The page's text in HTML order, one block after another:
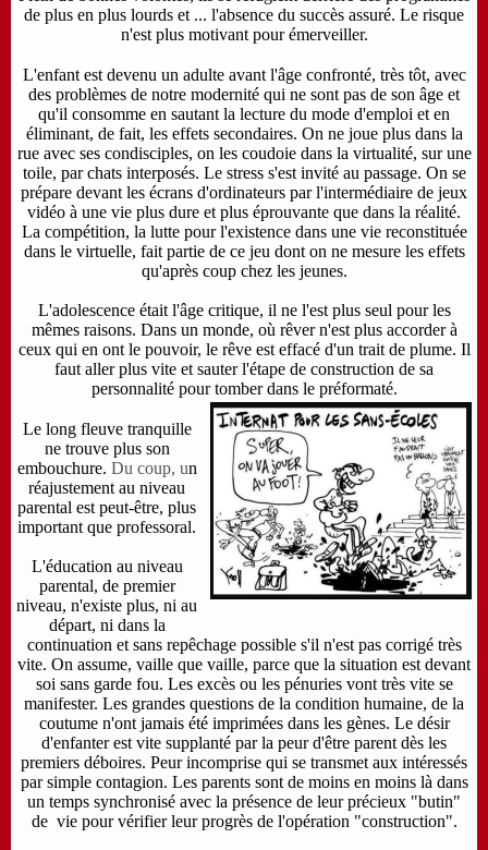
de plus en plus lourds et ... l'absence du succès assuré. Le risque
n'est plus motivant pour émerveiller.
L'enfant est devenu un adulte avant l'âge confronté, très tôt, avec
des problèmes de notre modernité qui ne sont pas de son âge et
qu'il consomme en sautant la lecture du mode d'emploi et en
éliminant, de fait, les effets secondaires. On ne joue plus dans la
rue avec ses condisciples, on les coudoie dans la virtualité, sur une
toile, par chats interposés. Le stress s'est invité au passage. On se
prépare devant les écrans d'ordinateurs par l'intermédiaire de jeux
vidéo à une vie plus dure et plus éprouvante que dans la réalité.
La compétition, la lutte pour l'existence dans une vie reconstituée
dans le virtuelle, fait partie de ce jeu dont on ne mesure les effets
qu'après coup chez les jeunes.
L'adolescence était l'âge critique, il ne l'est plus seul pour les
mêmes raisons. Dans un monde, où rêver n'est plus accorder à
ceux qui en ont le pouvoir, le rêve est effacé d'un trait de plume. Il
faut aller plus vite et sauter l'étape de construction de sa
personnalité pour tomber dans le préformaté.
Le long fleuve tranquille
ne trouve plus son
embouchure. Du coup, un
réajustement au niveau
parental est peut-être, plus
important que professoral.
L'éducation au niveau
parental, de premier
niveau, n'existe plus, ni au
départ, ni dans la
continuation et sans repêchage possible s'il n'est pas corrigé très
vite. On assume, vaille que vaille, parce que la situation est devant
soi sans garde fou. Les excès ou les pénuries vont très vite se
manifester. Les grandes questions de la condition humaine, de la
coutume n'ont jamais été imprimées dans les gènes. Le désir
d'enfanter est vite supplanté par la peur d'être parent dès les
premiers déboires. Peur incomprise qui se transmet aux intéressés
par simple contagion. Les parents sont de moins en moins là dans
un temps synchronisé avec la présence de leur précieux "butin"
de vie pour vérifier leur progrès de l'opération "construction".